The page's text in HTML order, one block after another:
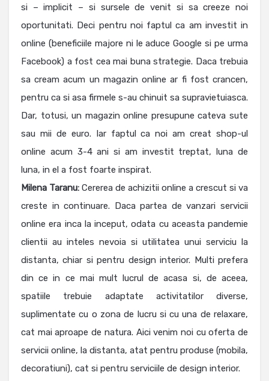
si – implicit – si sursele de venit si sa creeze noi
oportunitati. Deci pentru noi faptul ca am investit in
online (beneficiile majore ni le aduce Google si pe urma
Facebook) a fost cea mai buna strategie. Daca trebuia
sa cream acum un magazin online ar fi fost crancen,
pentru ca si asa firmele s-au chinuit sa supravietuiasca.
Dar, totusi, un magazin online presupune cateva sute
sau mii de euro. Iar faptul ca noi am creat shop-ul
online acum 3-4 ani si am investit treptat, luna de
luna, in el a fost foarte inspirat.
Milena Taranu: Cererea de achizitii online a crescut si va
creste in continuare. Daca partea de vanzari servicii
online era inca la inceput, odata cu aceasta pandemie
clientii au inteles nevoia si utilitatea unui serviciu la
distanta, chiar si pentru design interior. Multi prefera
din ce in ce mai mult lucrul de acasa si, de aceea,
spatiile trebuie adaptate activitatilor diverse,
suplimentate cu o zona de lucru si cu una de relaxare,
cat mai aproape de natura. Aici venim noi cu oferta de
servicii online, la distanta, atat pentru produse (mobila,
decoratiuni), cat si pentru serviciile de design interior.